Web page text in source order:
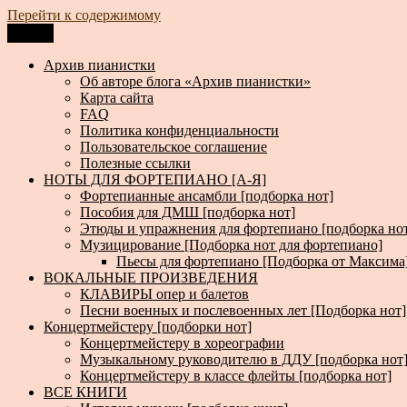
Перейти к содержимому
Архив пианистки
Всё для пианистов: ноты, книги, музыка, статьи…
Архив пианистки
Об авторе блога «Архив пианистки»
Карта сайта
FAQ
Политика конфиденциальности
Пользовательское соглашение
Полезные ссылки
НОТЫ ДЛЯ ФОРТЕПИАНО [А-Я]
Фортепианные ансамбли [подборка нот]
Пособия для ДМШ [подборка нот]
Этюды и упражнения для фортепиано [подборка
Музицирование [Подборка нот для фортепиано]
Пьесы для фортепиано [Подборка от
ВОКАЛЬНЫЕ ПРОИЗВЕДЕНИЯ
КЛАВИРЫ опер и балетов
Песни военных и послевоенных лет [Подборка нот]
Концертмейстеру [подборки нот]
Концертмейстеру в хореографии
Музыкальному руководителю в ДДУ [подборка нот]
Концертмейстеру в классе флейты [подборка нот]
ВСЕ КНИГИ